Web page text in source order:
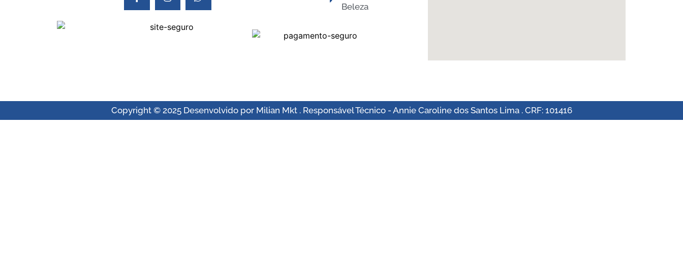
Beleza
Copyright © 2025 Desenvolvido por Milian Mkt . Responsável Técnico - Annie Caroline dos Santos Lima . CRF: 101416